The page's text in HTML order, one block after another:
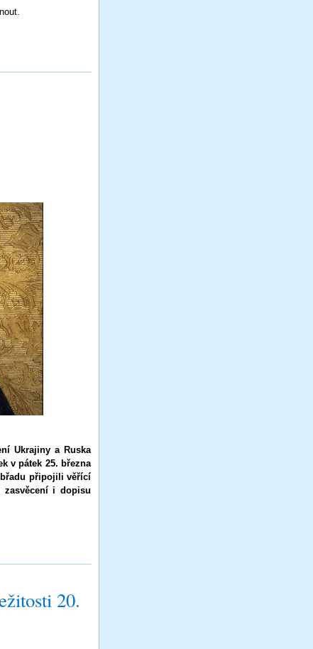
Ukrajiny a Ruska
v pátek 25. března
připojili věřící
i dopisu
20.